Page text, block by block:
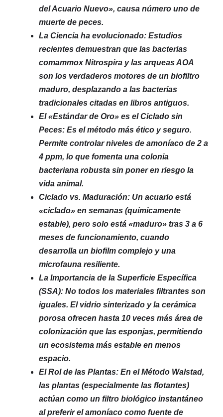
del Acuario Nuevo», causa número uno de
muerte de peces.
La Ciencia ha evolucionado: Estudios
recientes demuestran que las bacterias
comammox Nitrospira y las arqueas AOA
son los verdaderos motores de un biofiltro
maduro, desplazando a las bacterias
tradicionales citadas en libros antiguos.
El «Estándar de Oro» es el Ciclado sin
Peces: Es el método más ético y seguro.
Permite controlar niveles de amoníaco de 2 a
4 ppm, lo que fomenta una colonia
bacteriana robusta sin poner en riesgo la
vida animal.
Ciclado vs. Maduración: Un acuario está
«ciclado» en semanas (químicamente
estable), pero solo está «maduro» tras 3 a 6
meses de funcionamiento, cuando
desarrolla un biofilm complejo y una
microfauna resiliente.
La Importancia de la Superficie Específica
(SSA): No todos los materiales filtrantes son
iguales. El vidrio sinterizado y la cerámica
porosa ofrecen hasta 10 veces más área de
colonización que las esponjas, permitiendo
un ecosistema más estable en menos
espacio.
El Rol de las Plantas: En el Método Walstad,
las plantas (especialmente las flotantes)
actúan como un filtro biológico instantáneo
al preferir el amoníaco como fuente de